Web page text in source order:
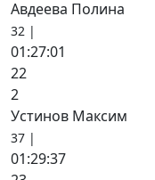
Авдеева Полина
32 |
01:27:01
22
2
Устинов Максим
37 |
01:29:37